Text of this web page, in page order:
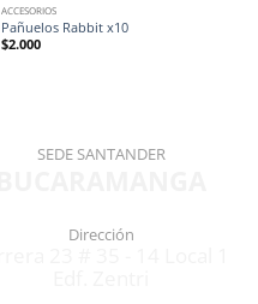
ACCESORIOS
Pañuelos Rabbit x10
$2.000
SEDE SANTANDER
Dirección